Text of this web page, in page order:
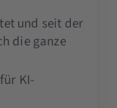
und seit der
die ganze
KI-